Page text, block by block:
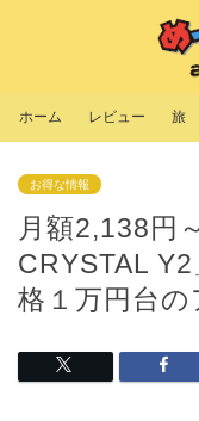
ホーム レビュー 旅
お得な情報
月額2,138円
CRYSTAL
格１万円台